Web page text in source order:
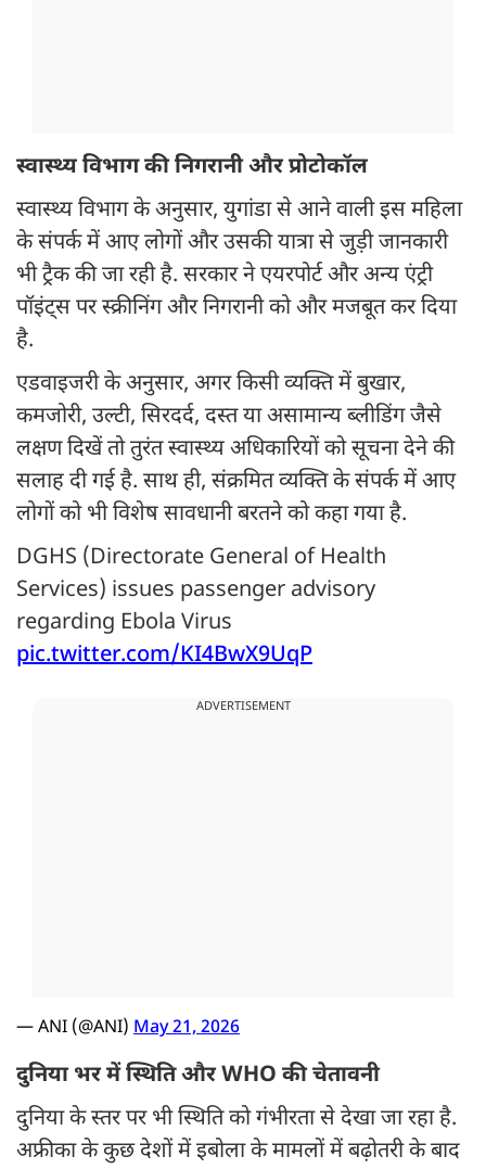
स्वास्थ्य विभाग की निगरानी और प्रोटोकॉल
स्वास्थ्य विभाग के अनुसार, युगांडा से आने वाली इस महिला
के संपर्क में आए लोगों और उसकी यात्रा से जुड़ी जानकारी
भी ट्रैक की जा रही है. सरकार ने एयरपोर्ट और अन्य एंट्री
पॉइंट्स पर स्क्रीनिंग और निगरानी को और मजबूत कर दिया
है.
एडवाइजरी के अनुसार, अगर किसी व्यक्ति में बुखार,
कमजोरी, उल्टी, सिरदर्द, दस्त या असामान्य ब्लीडिंग जैसे
लक्षण दिखें तो तुरंत स्वास्थ्य अधिकारियों को सूचना देने की
सलाह दी गई है. साथ ही, संक्रमित व्यक्ति के संपर्क में आए
लोगों को भी विशेष सावधानी बरतने को कहा गया है.
DGHS (Directorate General of Health
Services) issues passenger advisory
regarding Ebola Virus
pic.twitter.com/KI4BwX9UqP
ADVERTISEMENT
— ANI (@ANI) May 21, 2026
दुनिया भर में स्थिति और WHO की चेतावनी
दुनिया के स्तर पर भी स्थिति को गंभीरता से देखा जा रहा है.
अफ्रीका के कुछ देशों में इबोला के मामलों में बढ़ोतरी के बाद